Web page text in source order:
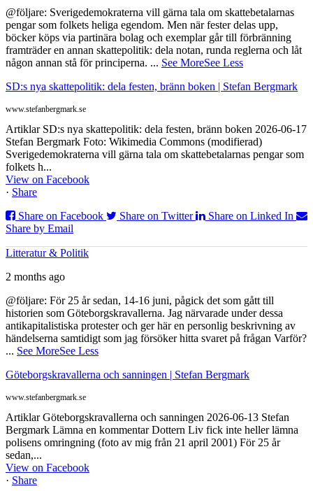
@följare: Sverigedemokraterna vill gärna tala om skattebetalarnas
pengar som folkets heliga egendom. Men när fester delas upp,
böcker köps via partinära bolag och exemplar går till förbränning
framträder en annan skattepolitik: dela notan, runda reglerna och låt
någon annan stå för principerna. ... See MoreSee Less
SD:s nya skattepolitik: dela festen, bränn boken | Stefan Bergmark
www.stefanbergmark.se
Artiklar SD:s nya skattepolitik: dela festen, bränn boken 2026-06-17
Stefan Bergmark Foto: Wikimedia Commons (modifierad)
Sverigedemokraterna vill gärna tala om skattebetalarnas pengar som
folkets h...
View on Facebook
· Share
Share on Facebook
Share on Twitter
Share on Linked In
Share by Email
Litteratur & Politik
2 months ago
@följare: För 25 år sedan, 14-16 juni, pågick det som gått till
historien som Göteborgskravallerna. Jag närvarade under dessa
antikapitalistiska protester och ger här en personlig beskrivning av
händelserna samtidigt som jag försöker hitta svaret på frågan Varför?
... See MoreSee Less
Göteborgskravallerna och sanningen | Stefan Bergmark
www.stefanbergmark.se
Artiklar Göteborgskravallerna och sanningen 2026-06-13 Stefan
Bergmark Lämna en kommentar Dottern Liv fick inte heller lämna
polisens omringning (foto av mig från 21 april 2001) För 25 år
sedan,...
View on Facebook
· Share